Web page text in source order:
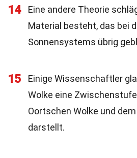
14
Eine andere Theorie
Material besteht, das bei
Sonnensystems übrig
15
Einige Wissenschaftler
Wolke eine
Oortschen Wolke und
darstellt.